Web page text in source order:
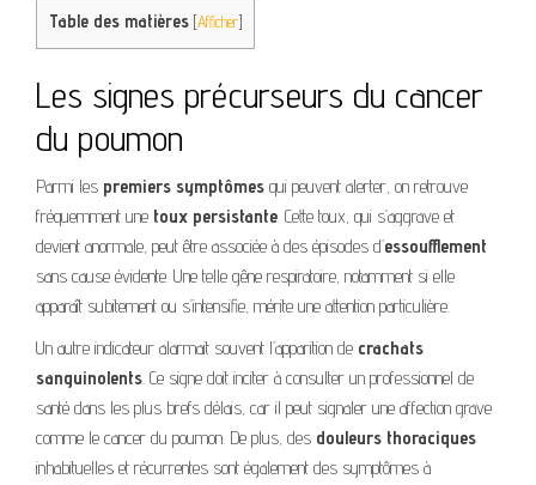
Table des matières [Afficher]
Les signes précurseurs du cancer
du poumon
Parmi les premiers symptômes qui peuvent alerter, on retrouve
fréquemment une toux persistante. Cette toux, qui s’aggrave et
devient anormale, peut être associée à des épisodes d’essoufflement
sans cause évidente. Une telle gêne respiratoire, notamment si elle
apparaît subitement ou s’intensifie, mérite une attention particulière.
Un autre indicateur alarmait souvent l’apparition de crachats
sanguinolents. Ce signe doit inciter à consulter un professionnel de
santé dans les plus brefs délais, car il peut signaler une affection grave
comme le cancer du poumon. De plus, des douleurs thoraciques
inhabituelles et récurrentes sont également des symptômes à